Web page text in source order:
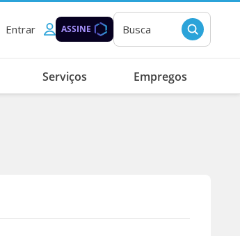
Entrar ASSINE Busca
Serviços Empregos